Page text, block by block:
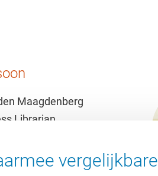
Maagdenberg
Librarian
vergelijkbare